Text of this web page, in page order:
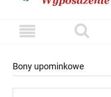
Bony upominkowe